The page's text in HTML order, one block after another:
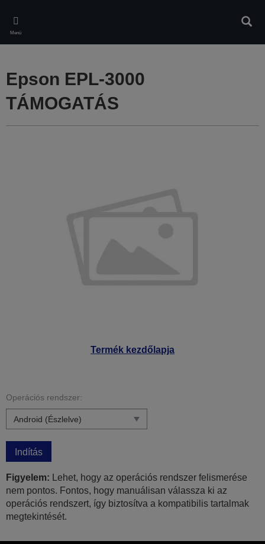
main
content
Menü
Termék kezdőlapja
Epson EPL-3000
TÁMOGATÁS
Operációs rendszer:
Indítás
Figyelem: Lehet, hogy az operációs rendszer felismerése
nem pontos. Fontos, hogy manuálisan válassza ki az
operációs rendszert, így biztosítva a kompatibilis tartalmak
megtekintését.